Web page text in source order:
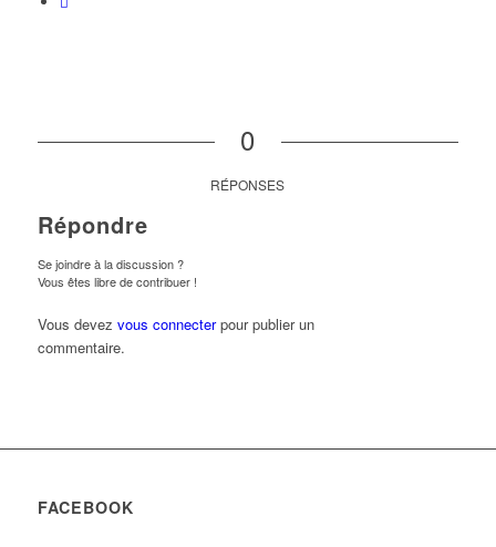
0
RÉPONSES
Répondre
Se joindre à la discussion ?
Vous êtes libre de contribuer !
Vous devez vous connecterpour publier un
commentaire.
FACEBOOK